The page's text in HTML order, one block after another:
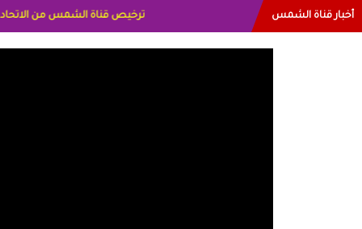
أخبار قناة الشمس